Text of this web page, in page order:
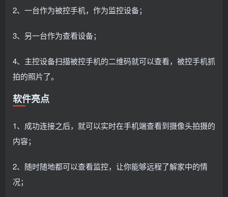
2、一台作为被控手机，作为监控设备；
3、另一台作为查看设备；
4、主控设备扫描被控手机的二维码就可以查看，被控手机抓
拍的照片了。
软件亮点
1、成功连接之后，就可以实时在手机端查看到摄像头拍摄的
内容；
2、随时随地都可以查看监控，让你能够远程了解家中的情
况；